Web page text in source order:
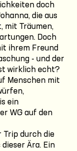
doch
die aus
mit Träumen,
Doch
ihrem Freund
- und der
wirklich echt?
Menschen mit
ein
WG auf den
durch die
Ära. Ein